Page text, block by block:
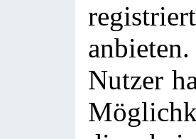
Nutzer